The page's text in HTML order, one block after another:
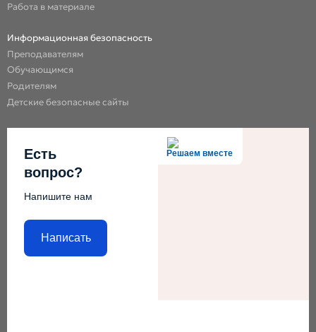
Работа в материале
Информационная безопасность
Преподавателям
Обучающимся
Родителям
Детские безопасные сайты
Решаем вместе
Есть
вопрос?
Напишите нам
Написать